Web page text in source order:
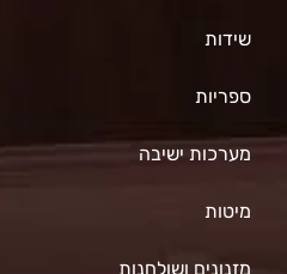
שידות
ספריות
מערכות ישיבה
מיטות
מזנונים ושולחנות